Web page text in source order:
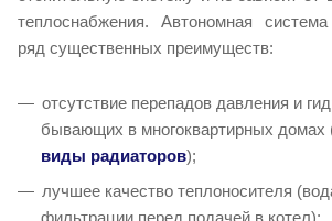
теплоснабжения. Автономная
ряд существенных преимуществ:
отсутствие перепадов давления и
бывающих в многоквартирных домах
виды радиаторов);
лучшее качество теплоносителя
фильтрации перед подачей в котел);